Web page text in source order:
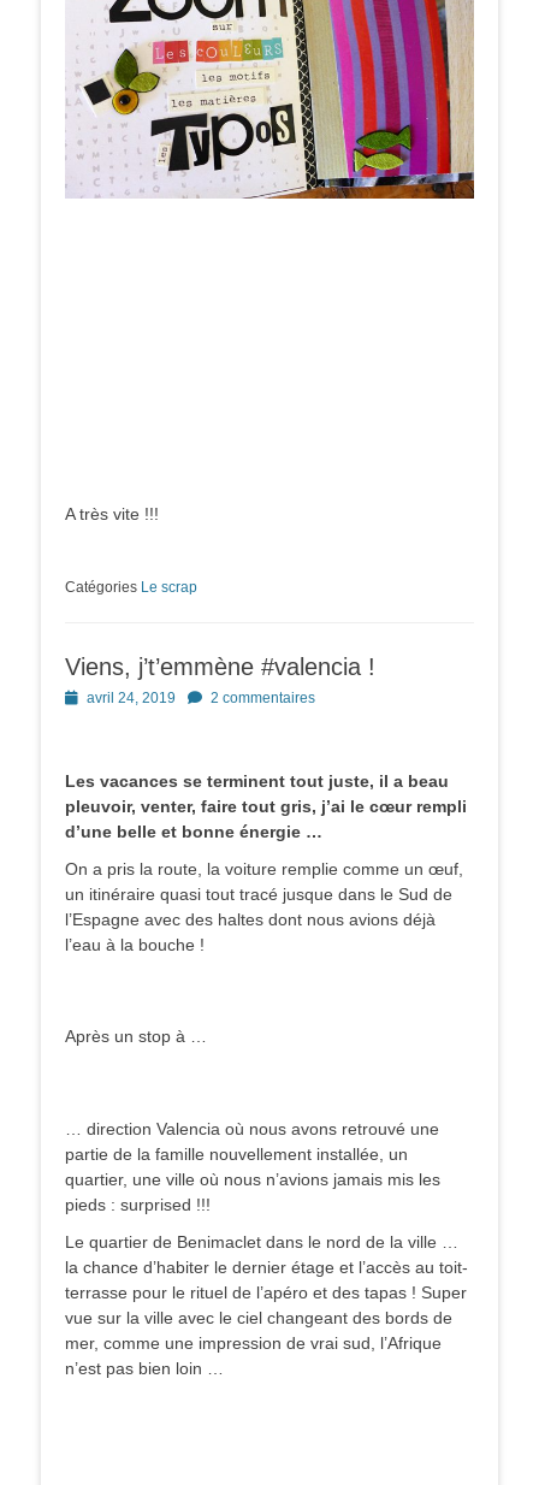
A très vite !!!
Catégories Le scrap
Viens, j’t’emmène #valencia !
Postedavril 24, 2019 2 commentaires
Les vacances se terminent tout juste, il a beau
pleuvoir, venter, faire tout gris, j’ai le cœur rempli
d’une belle et bonne énergie …
On a pris la route, la voiture remplie comme un œuf,
un itinéraire quasi tout tracé jusque dans le Sud de
l’Espagne avec des haltes dont nous avions déjà
l’eau à la bouche !
Après un stop à …
… direction Valencia où nous avons retrouvé une
partie de la famille nouvellement installée, un
quartier, une ville où nous n’avions jamais mis les
pieds : surprised !!!
Le quartier de Benimaclet dans le nord de la ville …
la chance d’habiter le dernier étage et l’accès au toit-
terrasse pour le rituel de l’apéro et des tapas ! Super
vue sur la ville avec le ciel changeant des bords de
mer, comme une impression de vrai sud, l’Afrique
n’est pas bien loin …